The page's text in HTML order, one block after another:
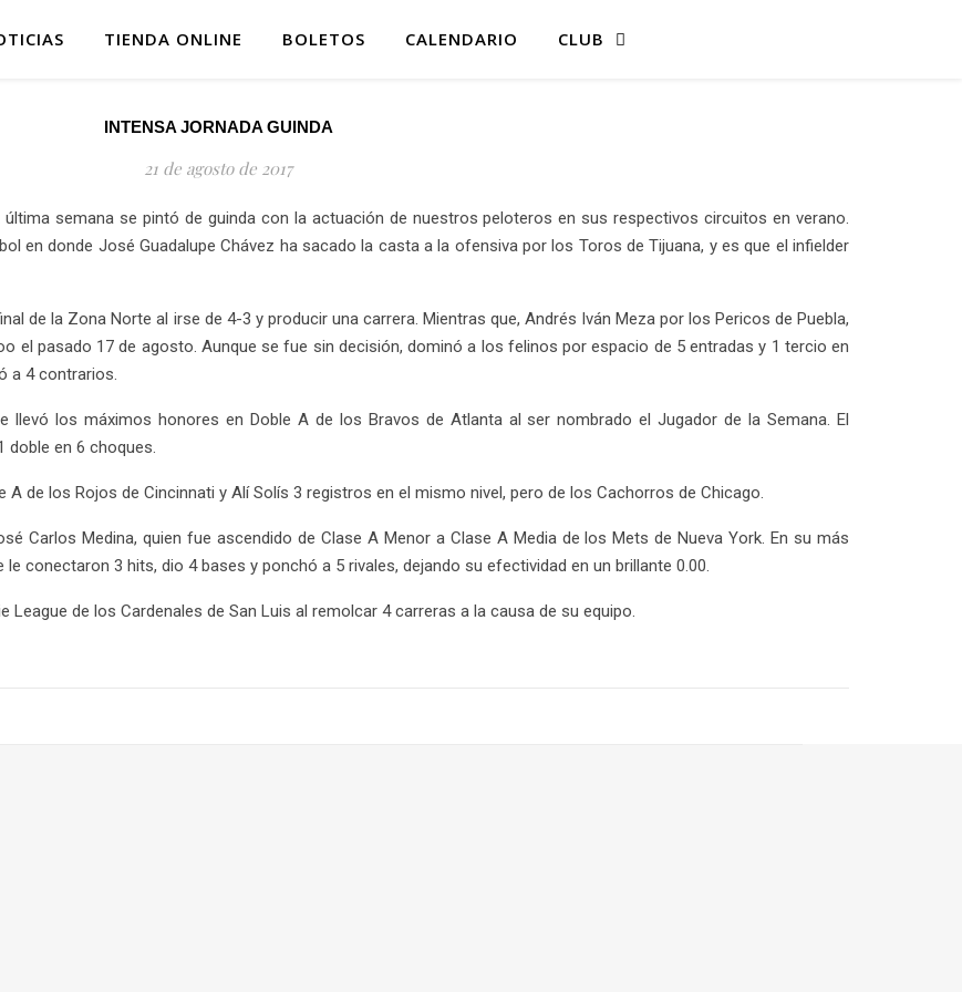
TIENDA ONLINE BOLETOS CALENDARIO CLUB
INTENSA JORNADA GUINDA
21 de agosto de 2017
última semana se pintó de guinda con la actuación de nuestros peloteros en sus respectivos circuitos en verano.
en donde José Guadalupe Chávez ha sacado la casta a la ofensiva por los Toros de Tijuana, y es que el infielder
de la Zona Norte al irse de 4-3 y producir una carrera. Mientras que, Andrés Iván Meza por los Pericos de Puebla,
el pasado 17 de agosto. Aunque se fue sin decisión, dominó a los felinos por espacio de 5 entradas y 1 tercio en
a 4 contrarios.
llevó los máximos honores en Doble A de los Bravos de Atlanta al ser nombrado el Jugador de la Semana. El
doble en 6 choques.
A de los Rojos de Cincinnati y Alí Solís 3 registros en el mismo nivel, pero de los Cachorros de Chicago.
Carlos Medina, quien fue ascendido de Clase A Menor a Clase A Media de los Mets de Nueva York. En su más
conectaron 3 hits, dio 4 bases y ponchó a 5 rivales, dejando su efectividad en un brillante 0.00.
League de los Cardenales de San Luis al remolcar 4 carreras a la causa de su equipo.